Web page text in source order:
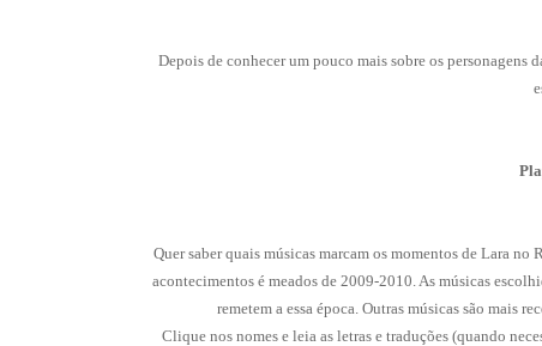
Depois de conhecer um pouco mais sobre os personagens
Quer saber quais músicas marcam os momentos de Lara
acontecimentos é meados de 2009-2010. As músicas
remetem a essa época. Outras músicas são mais
Clique nos nomes e leia as letras e traduções (quando